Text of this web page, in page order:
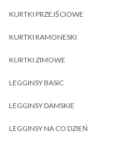
KURTKI PRZEJŚCIOWE
KURTKI RAMONESKI
KURTKI ZIMOWE
LEGGINSY BASIC
LEGGINSY DAMSKIE
LEGGINSY NA CO DZIEŃ